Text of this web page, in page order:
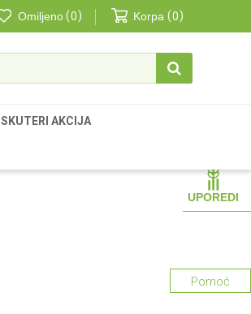
Omiljeno 0 Korpa 0
SKUTERI AKCIJA
UPOREDI
Pomoć